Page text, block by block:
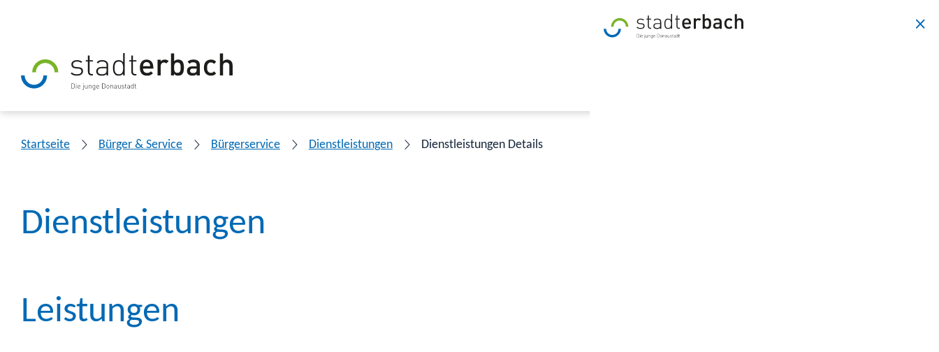
Startseite Bürger & Service Bürgerservice Dienstleistungen Dienstleistungen Details
Dienstleistungen
Leistungen